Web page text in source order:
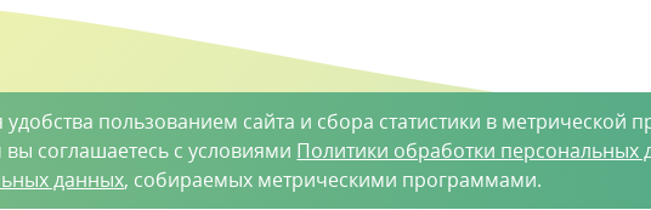
пользованием сайта и сбора статистики в метрической
соглашаетесь с условиями Политики обработки персональных
данных, собираемых метрическими программами.